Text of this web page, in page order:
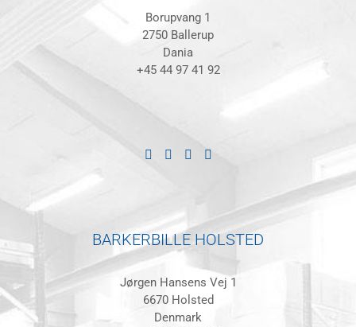
Borupvang 1
2750 Ballerup
Dania
+45 44 97 41 92
BARKERBILLE HOLSTED
Jørgen Hansens Vej 1
6670 Holsted
Denmark